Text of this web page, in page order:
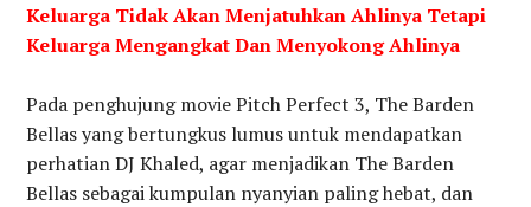
Keluarga Tidak Akan Menjatuhkan Ahlinya Tetapi
Keluarga Mengangkat Dan Menyokong Ahlinya
Pada penghujung movie Pitch Perfect 3, The Barden
Bellas yang bertungkus lumus untuk mendapatkan
perhatian DJ Khaled, agar menjadikan The Barden
Bellas sebagai kumpulan nyanyian paling hebat, dan